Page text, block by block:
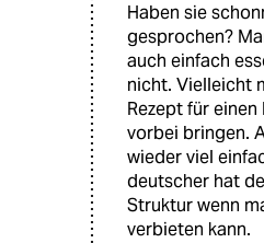
Haben sie
gesprochen?
auch einfach
nicht. Vielleicht
Rezept für
vorbei bringen.
wieder viel
deutscher hat
Struktur wenn
verbieten kann.